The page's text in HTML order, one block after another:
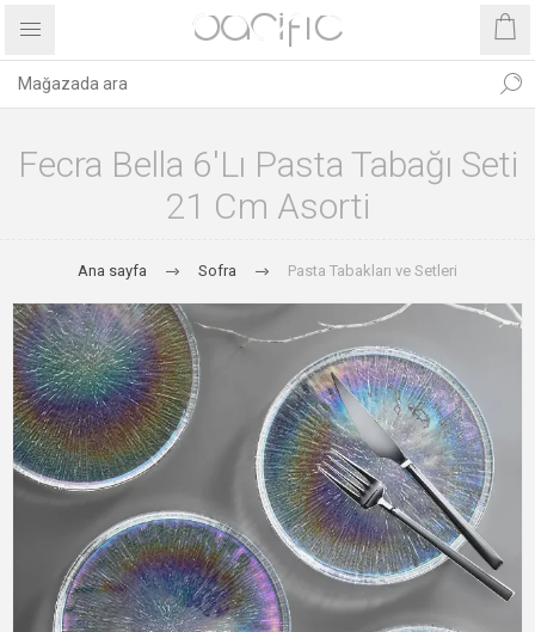
Fecra Bella 6'lı Pasta Tabağı Seti
21 Cm Asorti
Ana sayfa Sofra Pasta Tabakları ve Setleri